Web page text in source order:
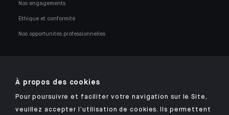
Nos engagements
Ethique et conformité
Nos opportunités professionnelles
À propos des cookies
Pour poursuivre et faciliter votre navigation sur le Site,
veuillez accepter l’utilisation de cookies. Ils permettent